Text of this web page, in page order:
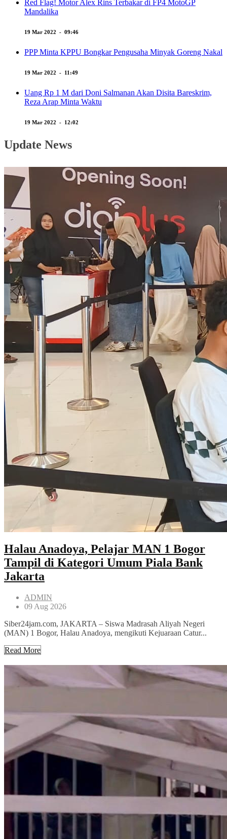
Red Flag! Motor Alex Rins Terbakar di FP4 MotoGP
Mandalika
19 Mar 2022 - 09:46
PPP Minta KPPU Bongkar Pengusaha Minyak Goreng Nakal
19 Mar 2022 - 11:49
Uang Rp 1 M dari Doni Salmanan Akan Disita Bareskrim,
Reza Arap Minta Waktu
19 Mar 2022 - 12:02
Update News
Halau Anadoya, Pelajar MAN 1 Bogor
Tampil di Kategori Umum Piala Bank
Jakarta
ADMIN
09 Aug 2026
Siber24jam.com, JAKARTA – Siswa Madrasah Aliyah Negeri
(MAN) 1 Bogor, Halau Anadoya, mengikuti Kejuaraan Catur...
Read More